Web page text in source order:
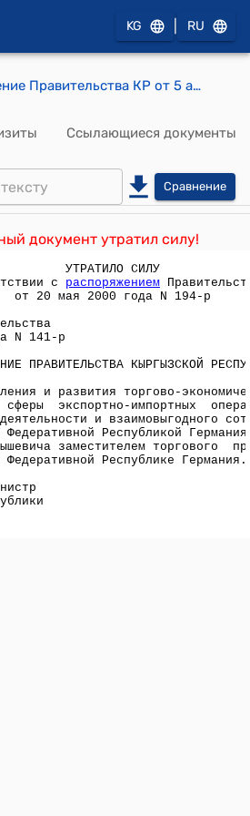
KG RU
Распоряжение Правительства КР от 5 апреля 1999 года №141-р
Ссылающиеся документы
Сравнение
документ утратил силу!